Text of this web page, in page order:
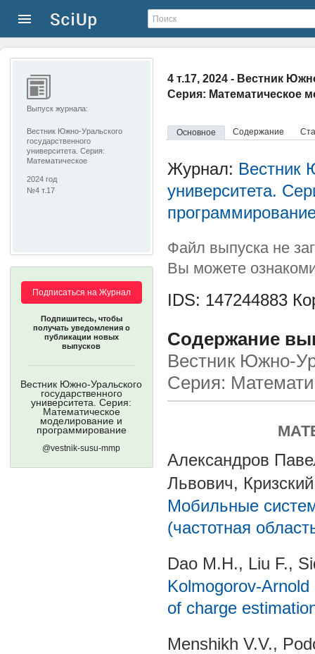
4 т.17, 2024 - Вестник
Серия: Математическое
Основное Содержание
Выпуск журнала:
Вестник Южно-Уральского
государственного
университета. Серия:
Математическое
программирование
2024 год
№4 т.17
Подписаться на Журнал
Подпишитесь, чтобы
получать уведомления о
публикации новых
выпусков
Вестник Южно-Уральского
государственного
университета. Серия:
Математическое
моделирование и
программирование
@vestnik-susu-mmp
Журнал: Вестник
университета.
Файл выпуска не
Вы можете
IDS: 147244883
Содержание
Вестник Южно-
Серия:
Александров
Львович,
Мобильные
(частотная
Dao M.H., Liu F.,
Kolmogorov-
of charge
Menshikh V.V.,